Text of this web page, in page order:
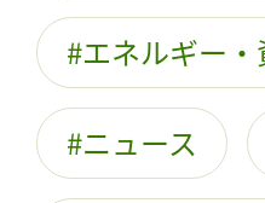
エネルギー・
ニュース